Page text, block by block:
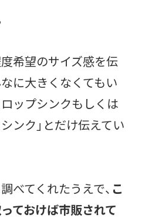
希望のサイズ感を伝
なに大きくなくてもい
ップシンクもしくは
ンク」とだけ伝えてい
べてくれたうえで、 こ
ておけば市販されて